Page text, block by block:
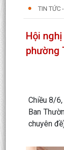
TIN TỨC
Hội
phường
Chiều 8/
Ban
chuyên